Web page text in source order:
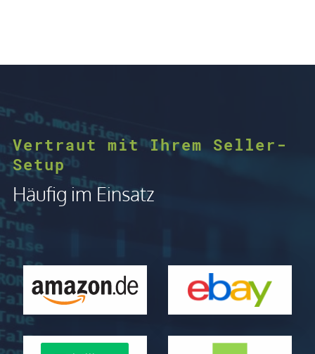
Vertraut mit Ihrem Seller-
Setup
Häufig im Einsatz